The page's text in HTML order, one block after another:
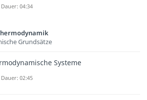
04:34
Grundsätze
Systeme
02:45